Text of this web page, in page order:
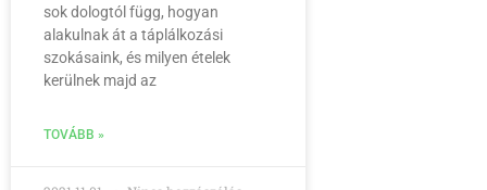
sok dologtól függ, hogyan
alakulnak át a táplálkozási
szokásaink, és milyen ételek
kerülnek majd az
TOVÁBB »